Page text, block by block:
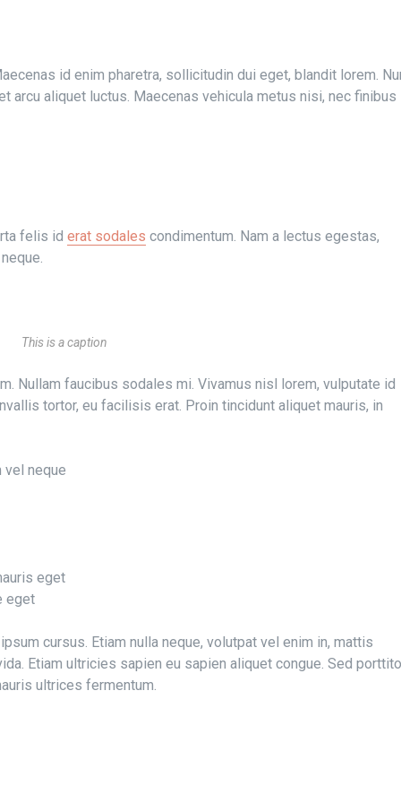
id enim pharetra, sollicitudin dui eget, blandit lorem.
arcu aliquet luctus. Maecenas vehicula metus nisi, nec finibus
felis id erat sodales condimentum. Nam a lectus egestas,
This is a caption
Nullam faucibus sodales mi. Vivamus nisl lorem, vulputate id
tortor, eu facilisis erat. Proin tincidunt aliquet mauris, in
vel neque
eget
eget
cursus. Etiam nulla neque, volutpat vel enim in, mattis
Etiam ultricies sapien eu sapien aliquet congue. Sed
ultrices fermentum.